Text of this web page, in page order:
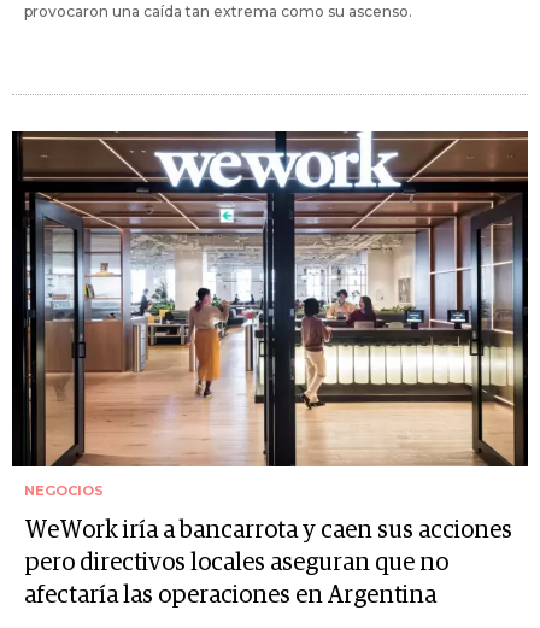
provocaron una caída tan extrema como su ascenso.
NEGOCIOS
WeWork iría a bancarrota y caen sus acciones
pero directivos locales aseguran que no
afectaría las operaciones en Argentina